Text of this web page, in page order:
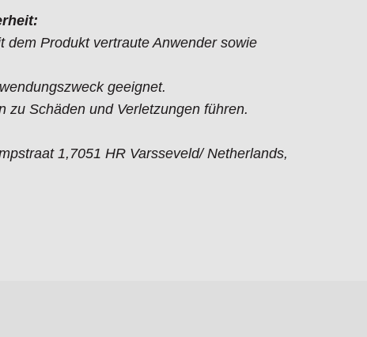
dem Produkt vertraute Anwender sowie
geeignet.
zu Schäden und Verletzungen führen.
1,7051 HR Varsseveld/ Netherlands,